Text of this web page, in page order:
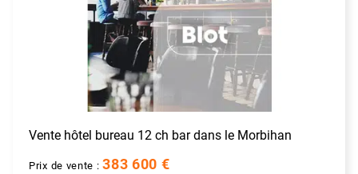
Vente hôtel bureau 12 ch bar dans le Morbihan
Prix de vente :383 600 €